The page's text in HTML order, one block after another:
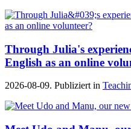
Through Julia's
English as an online
2026-08-09. Publiziert in